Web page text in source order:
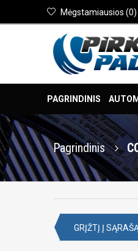
Mėgstamiausios (0)
PAGRINDINIS
Pagrindinis
GRĮŽTĮ Į